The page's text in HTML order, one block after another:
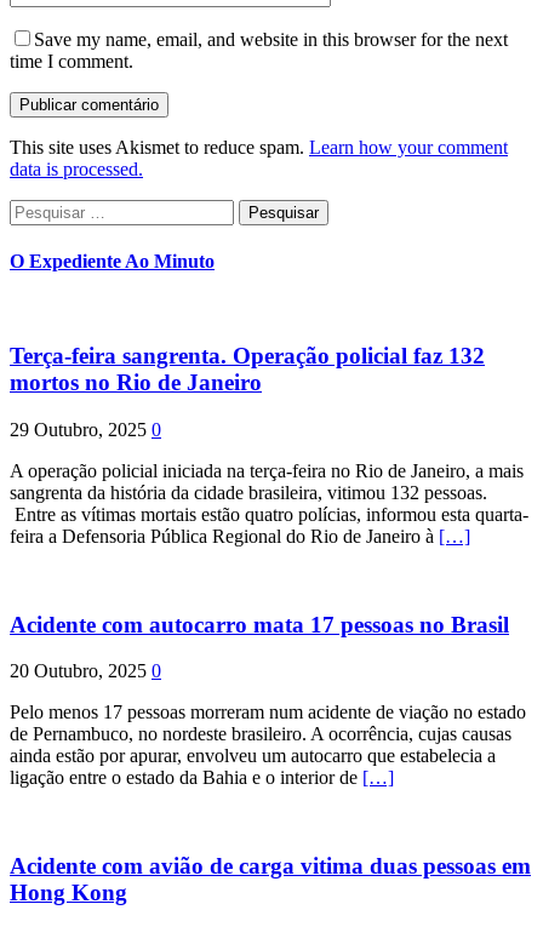
Save my name, email, and website in this browser for the next
time I comment.
This site uses Akismet to reduce spam. Learn how your comment
data is processed.
Pesquisar
por:
O Expediente Ao Minuto
Terça-feira sangrenta. Operação policial faz 132
mortos no Rio de Janeiro
29 Outubro, 2025 0
A operação policial iniciada na terça-feira no Rio de Janeiro, a mais
sangrenta da história da cidade brasileira, vitimou 132 pessoas.
Entre as vítimas mortais estão quatro polícias, informou esta quarta-
feira a Defensoria Pública Regional do Rio de Janeiro à […]
Acidente com autocarro mata 17 pessoas no Brasil
20 Outubro, 2025 0
Pelo menos 17 pessoas morreram num acidente de viação no estado
de Pernambuco, no nordeste brasileiro. A ocorrência, cujas causas
ainda estão por apurar, envolveu um autocarro que estabelecia a
ligação entre o estado da Bahia e o interior de […]
Acidente com avião de carga vitima duas pessoas em
Hong Kong